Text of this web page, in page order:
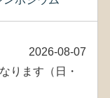
2026-08-07
ります（日・